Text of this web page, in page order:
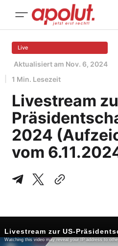
Live
Aktualisiert am Nov. 6, 2024
1 Min. Lesezeit
Livestream
2024
vom